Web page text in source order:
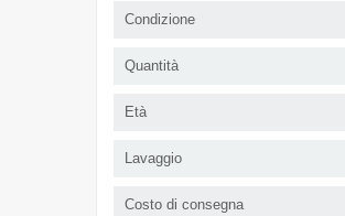
Condizione
Quantità
Età
Lavaggio
Costo di consegna